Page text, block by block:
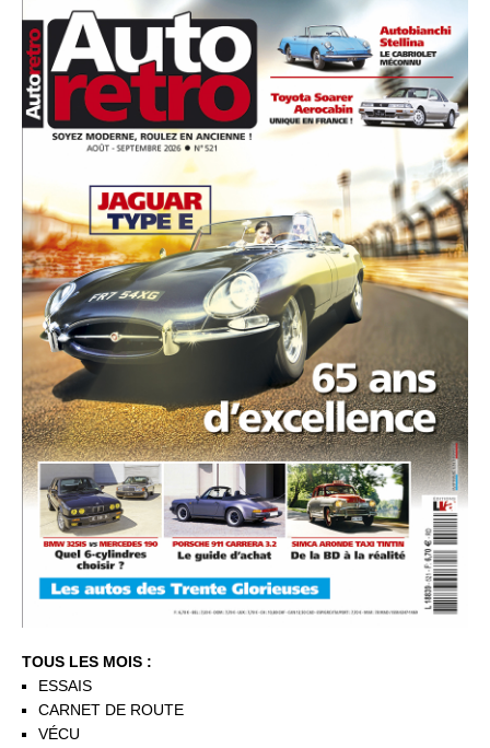
TOUS LES MOIS :
ESSAIS
CARNET DE ROUTE
VÉCU